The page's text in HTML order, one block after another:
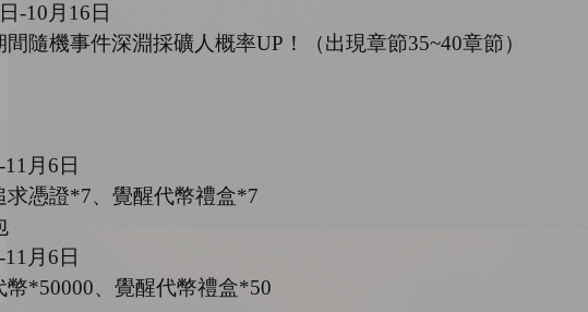
日-10月 16 日
間隨機事件深淵採礦人概率UP ！（出現章節35~40章節）
-11月 6 日
求憑證*7、覺醒代幣禮盒*7
-11月 6 日
幣*50000、覺醒代幣禮盒*50